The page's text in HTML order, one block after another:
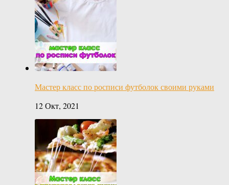
Мастер класс по росписи футболок своими руками
12 Окт, 2021